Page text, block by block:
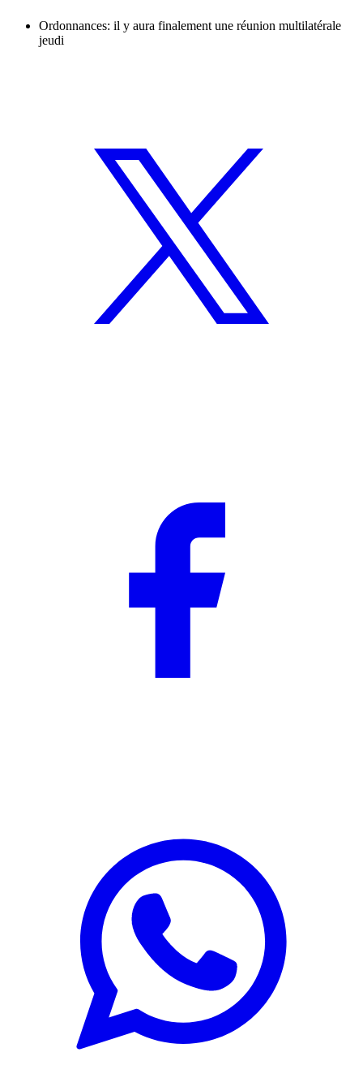
Ordonnances: il y aura finalement une réunion multilatérale
jeudi